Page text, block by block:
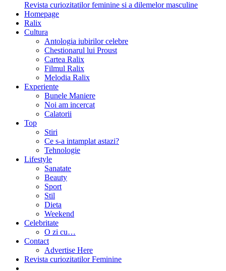
Revista curiozitatilor feminine si a dilemelor masculine
Homepage
Ralix
Cultura
Antologia iubirilor celebre
Chestionarul lui Proust
Cartea Ralix
Filmul Ralix
Melodia Ralix
Experiente
Bunele Maniere
Noi am incercat
Calatorii
Top
Stiri
Ce s-a intamplat astazi?
Tehnologie
Lifestyle
Sanatate
Beauty
Sport
Stil
Dieta
Weekend
Celebritate
O zi cu…
Contact
Advertise Here
Revista curiozitatilor Feminine